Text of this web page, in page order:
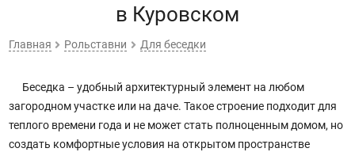
в Куровском
Главная Рольставни Для беседки
Беседка – удобный архитектурный элемент на любом
загородном участке или на даче. Такое строение подходит для
теплого времени года и не может стать полноценным домом, но
создать комфортные условия на открытом пространстве